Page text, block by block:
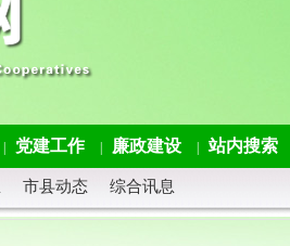
党建工作 廉政建设 站内搜索
市县动态 综合讯息